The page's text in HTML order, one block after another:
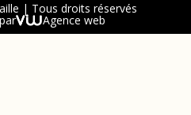
| Tous droits réservés
Agence web